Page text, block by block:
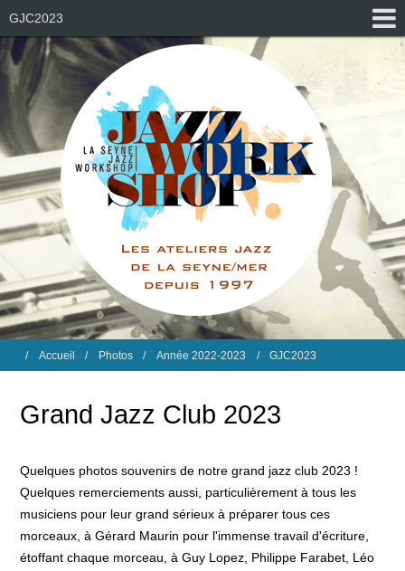
GJC2023
Accueil Photos Année 2022-2023 GJC2023
Grand Jazz Club 2023
Quelques photos souvenirs de notre grand jazz club 2023 !
Quelques remerciements aussi, particulièrement à tous les
musiciens pour leur grand sérieux à préparer tous ces
morceaux, à Gérard Maurin pour l'immense travail d'écriture,
étoffant chaque morceau, à Guy Lopez, Philippe Farabet, Léo